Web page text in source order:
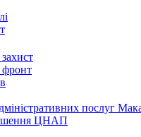
послуг
ЦНАП